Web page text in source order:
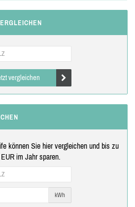
vergleichen
können Sie hier vergleichen und bis zu
im Jahr sparen.
kWh